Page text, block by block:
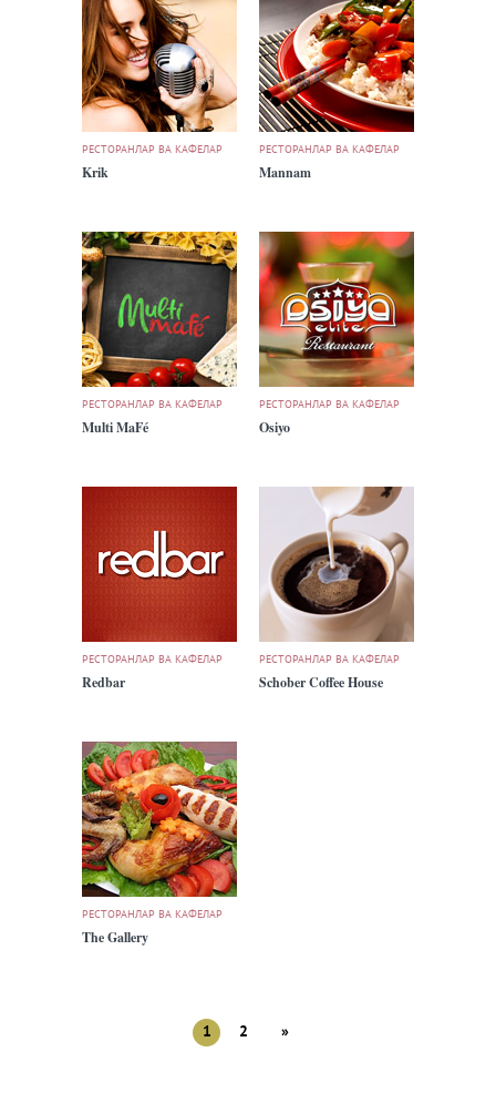
РЕСТОРАНЛАР ВА КАФЕЛАР
Krik
РЕСТОРАНЛАР ВА КАФЕЛАР
Mannam
РЕСТОРАНЛАР ВА КАФЕЛАР
Multi MaFé
РЕСТОРАНЛАР ВА КАФЕЛАР
Osiyo
РЕСТОРАНЛАР ВА КАФЕЛАР
Redbar
РЕСТОРАНЛАР ВА КАФЕЛАР
Schober Coffee House
РЕСТОРАНЛАР ВА КАФЕЛАР
The Gallery
1 2 »